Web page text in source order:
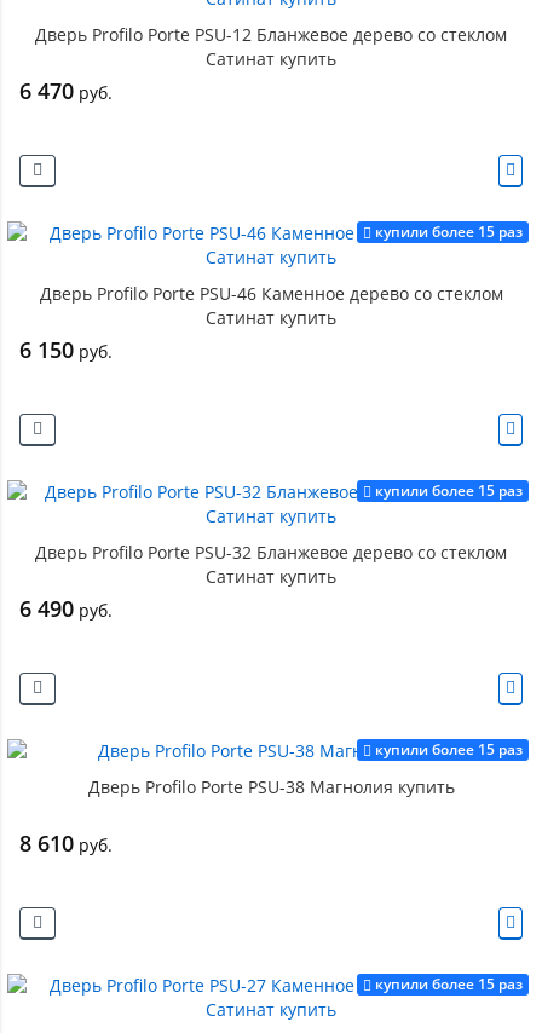
Дверь Profilo Porte PSU-12 Бланжевое дерево со стеклом
Сатинат купить
6 470 руб.
купили более 15 раз
Дверь Profilo Porte PSU-46 Каменное дерево со стеклом
Сатинат купить
6 150 руб.
купили более 15 раз
Дверь Profilo Porte PSU-32 Бланжевое дерево со стеклом
Сатинат купить
6 490 руб.
купили более 15 раз
Дверь Profilo Porte PSU-38 Магнолия купить
8 610 руб.
купили более 15 раз